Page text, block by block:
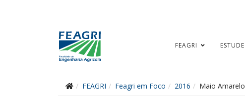
FEAGRI
FEAGRI Feagri em Foco 2016 Maio Amarelo